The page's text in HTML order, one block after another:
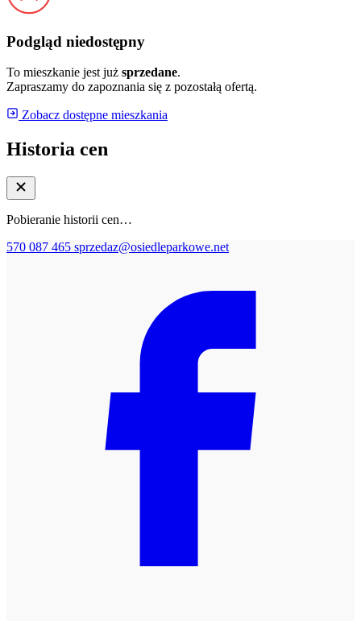
Podgląd niedostępny
To mieszkanie jest już sprzedane.
Zapraszamy do zapoznania się z pozostałą ofertą.
Zobacz dostępne mieszkania
Historia cen
Pobieranie historii cen…
570 087 465 sprzedaz@osiedleparkowe.net